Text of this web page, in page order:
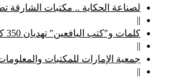
لصناعة الحكاية .. مكتبات الشارقة
||
كلمات و"كتب اليافعين" تهديان 350 كتاباً لأطفال "الإمارات الإنسانية"
||
جمعية الإمارات للمكتبات
||